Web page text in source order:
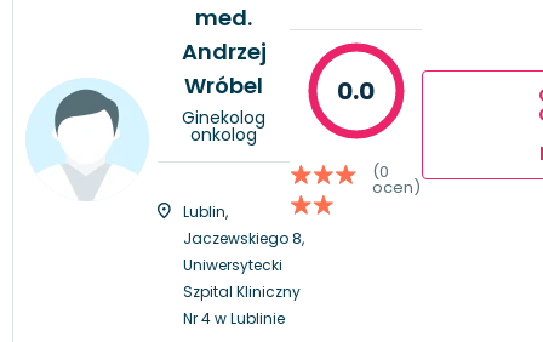
med.
Andrzej
Wróbel
Ginekolog
onkolog
Lublin,
Jaczewskiego 8,
Uniwersytecki
Szpital Kliniczny
Nr 4 w Lublinie
0.0
(0
ocen)